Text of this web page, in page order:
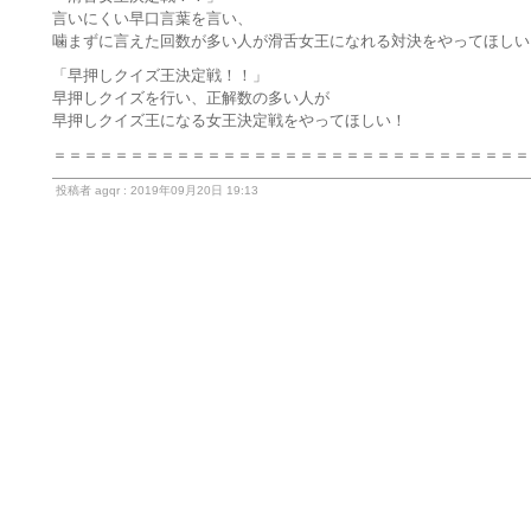
言いにくい早口言葉を言い、
噛まずに言えた回数が多い人が滑舌女王になれる対決をやってほし
「早押しクイズ王決定戦！！」
早押しクイズを行い、正解数の多い人が
早押しクイズ王になる女王決定戦をやってほしい！
＝＝＝＝＝＝＝＝＝＝＝＝＝＝＝＝＝＝＝＝＝＝＝＝＝＝＝＝＝＝
投稿者 agqr : 2019年09月20日 19:13